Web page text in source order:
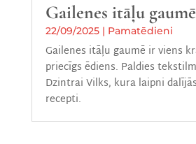
Gailenes itāļu gaumē
22/09/2025| Pamatēdieni
Gailenes itāļu gaumē ir viens
priecīgs ēdiens. Paldies
Dzintrai Vilks, kura laipni
recepti.